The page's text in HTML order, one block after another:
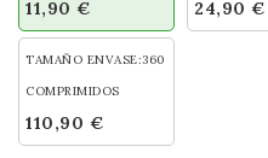
11,90 € 24,90 €
TAMAÑO ENVASE:360
COMPRIMIDOS
110,90 €